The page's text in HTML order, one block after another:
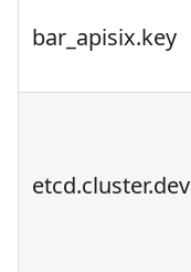
bar_apisix.key
etcd.cluster.dev